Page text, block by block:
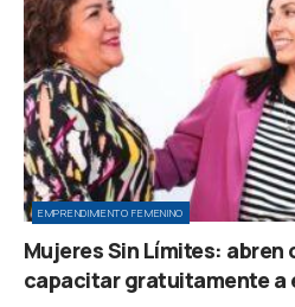
EMPRENDIMIENTO FEMENINO
Mujeres Sin Límites:
capacitar gratuitamente a